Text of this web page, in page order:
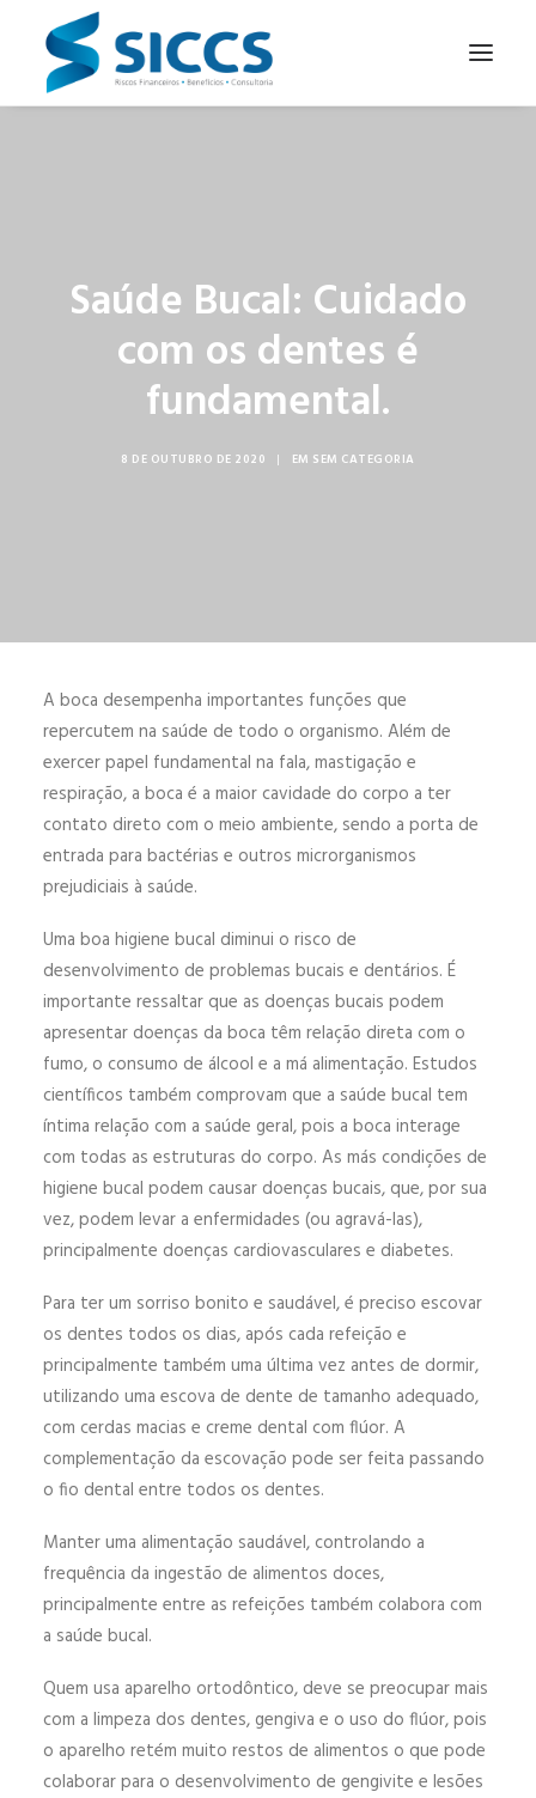
PARA SEU NEGÓCIO
PARA VOCÊ
Saúde Bucal: Cuidado
com os dentes é
fundamental.
8 DE OUTUBRO DE 2020 | EM SEM CATEGORIA
A boca desempenha importantes funções que
repercutem na saúde de todo o organismo. Além de
exercer papel fundamental na fala, mastigação e
respiração, a boca é a maior cavidade do corpo a ter
contato direto com o meio ambiente, sendo a porta de
entrada para bactérias e outros microrganismos
prejudiciais à saúde.
Uma boa higiene bucal diminui o risco de
desenvolvimento de problemas bucais e dentários. É
importante ressaltar que as doenças bucais podem
apresentar doenças da boca têm relação direta com o
fumo, o consumo de álcool e a má alimentação. Estudos
científicos também comprovam que a saúde bucal tem
íntima relação com a saúde geral, pois a boca interage
com todas as estruturas do corpo. As más condições de
higiene bucal podem causar doenças bucais, que, por sua
vez, podem levar a enfermidades (ou agravá-las),
principalmente doenças cardiovasculares e diabetes.
Para ter um sorriso bonito e saudável, é preciso escovar
os dentes todos os dias, após cada refeição e
principalmente também uma última vez antes de dormir,
utilizando uma escova de dente de tamanho adequado,
com cerdas macias e creme dental com flúor. A
complementação da escovação pode ser feita passando
o fio dental entre todos os dentes.
Manter uma alimentação saudável, controlando a
frequência da ingestão de alimentos doces,
principalmente entre as refeições também colabora com
a saúde bucal.
Quem usa aparelho ortodôntico, deve se preocupar mais
com a limpeza dos dentes, gengiva e o uso do flúor, pois
o aparelho retém muito restos de alimentos o que pode
colaborar para o desenvolvimento de gengivite e lesões